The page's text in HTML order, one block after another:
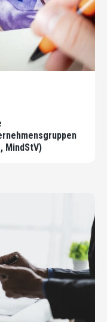
MindStV)